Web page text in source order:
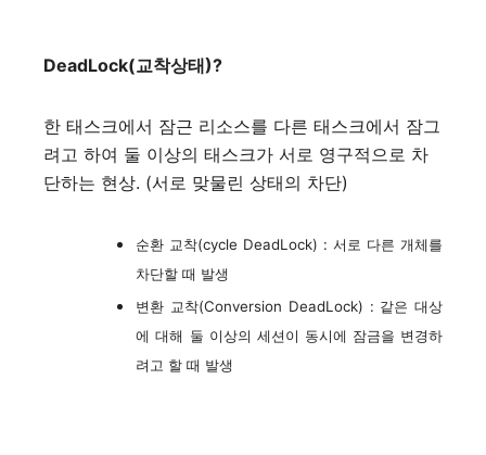
DeadLock(교착상태)?
한 태스크에서 잠근 리소스를 다른 태스크에서 잠그
려고 하여 둘 이상의 태스크가 서로 영구적으로 차
단하는 현상. (서로 맞물린 상태의 차단)
순환 교착(cycle DeadLock) : 서로 다른 개체를
차단할 때 발생
변환 교착(Conversion DeadLock) : 같은 대상
에 대해 둘 이상의 세션이 동시에 잠금을 변경하
려고 할 때 발생